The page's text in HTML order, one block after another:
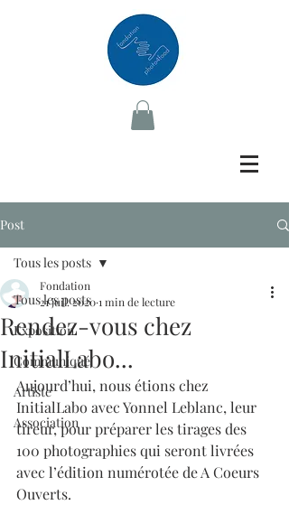
Post
Tous les posts
Exposition
Communiqué
Artiste
Association
Tous les posts
Rendez-vous chez
InitialLabo...
Fondation
21 juil. 20201 min de lecture
Aujourd’hui, nous étions chez
InitialLabo avec Yonnel Leblanc, leur
tireur, pour préparer les tirages des
100 photographies qui seront livrées
avec l’édition numérotée de A Coeurs
Ouverts.